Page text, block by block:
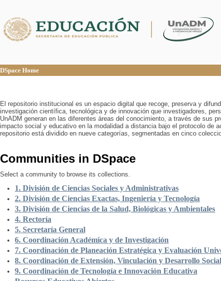
DSpace Home
El repositorio institucional es un espacio digital que recoge, preserva y
investigación científica, tecnológica y de innovación que investigadores,
UnADM generan en las diferentes áreas del conocimiento, a través de sus
impacto social y educativo en la modalidad a distancia bajo el protocolo de
repositorio está dividido en nueve categorías, segmentadas en cinco
Communities in DSpace
Select a community to browse its collections.
1. División de Ciencias Sociales y Administrativas
2. División de Ciencias Exactas, Ingeniería y Tecnología
3. División de Ciencias de la Salud, Biológicas y Ambientales
4. Rectoría
5. Secretaría General
6. Coordinación Académica y de Investigación
7. Coordinación de Planeación Estratégica y Evaluación
8. Coordinación de Extensión, Vinculación y Desarrollo Social
9. Coordinación de Tecnología e Innovación Educativa